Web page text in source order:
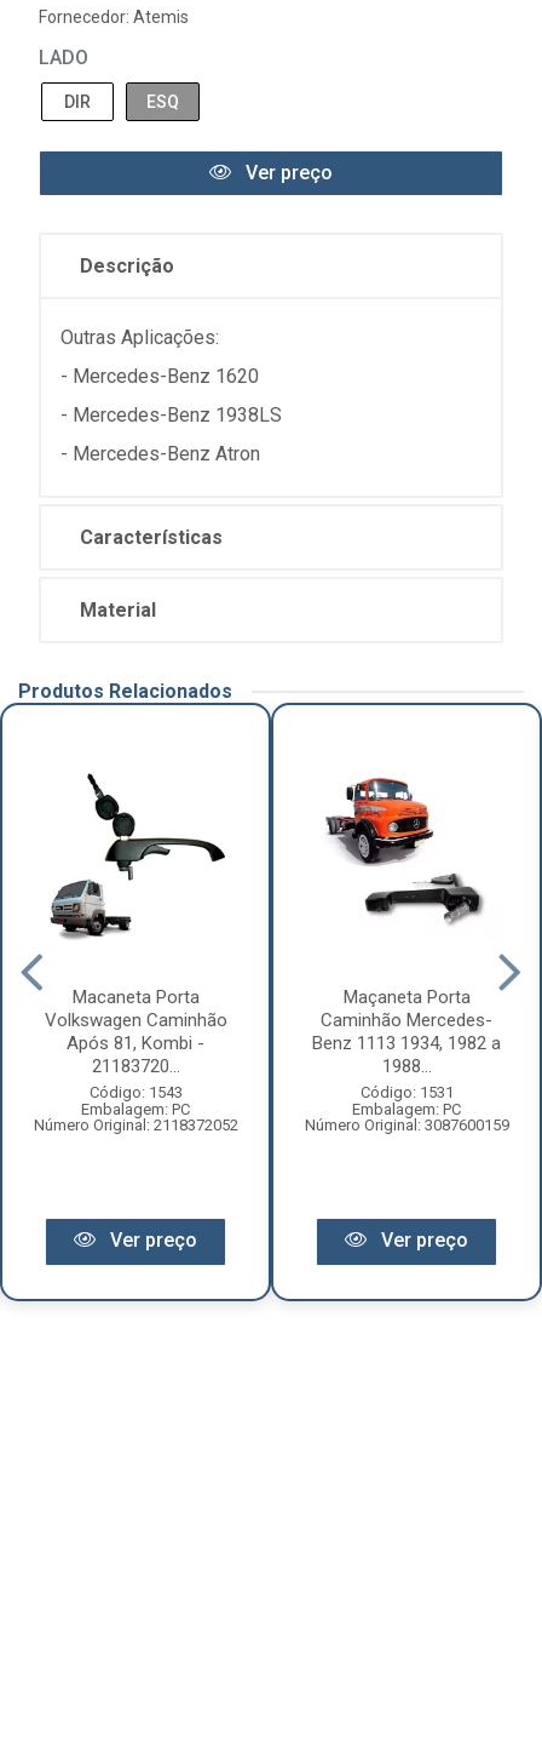
Fornecedor: Atemis
LADO
DIR ESQ
Ver preço
Descrição
Outras Aplicações:
- Mercedes-Benz 1620
- Mercedes-Benz 1938LS
- Mercedes-Benz Atron
Características
Material
Produtos Relacionados
Macaneta Porta
Volkswagen Caminhão
Após 81, Kombi -
21183720...
Código: 1543
Embalagem: PC
Número Original: 2118372052
Ver preço
Maçaneta Porta
Caminhão Mercedes-
Benz 1113 1934, 1982 a
1988...
Código: 1531
Embalagem: PC
Número Original: 3087600159
Ver preço